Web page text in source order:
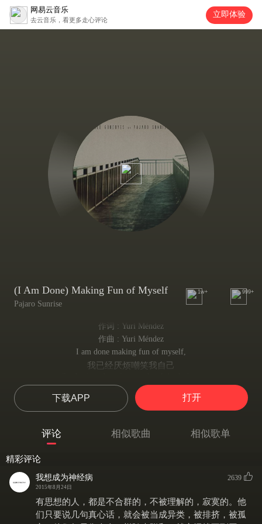
网易云音乐
去云音乐，看更多走心评论
立即体验
(I Am Done) Making Fun of Myself
Pajaro Sunrise
1w+ 999+
作词 : Yuri Méndez
作曲 : Yuri Méndez
I am done making fun of myself,
我已经厌烦嘲笑我自己
在九月的第一天我宣布
To the birds on the roofs
对着屋顶的小鸟
和那踉跄的酒徒
There's a tree in the yard that I can blindly trust
我可以盲目地信任院子里的那棵树
To remain when my pain pains no more
一直停留在那里直到我的痛苦不再痛苦
下载APP 打开
评论 相似歌曲 相似歌单
精彩评论
我想成为神经病
2015年8月24日
2639
有思想的人，都是不合群的，不被理解的，寂寞的。他
们只要说几句真心话，就会被当成异类，被排挤，被孤